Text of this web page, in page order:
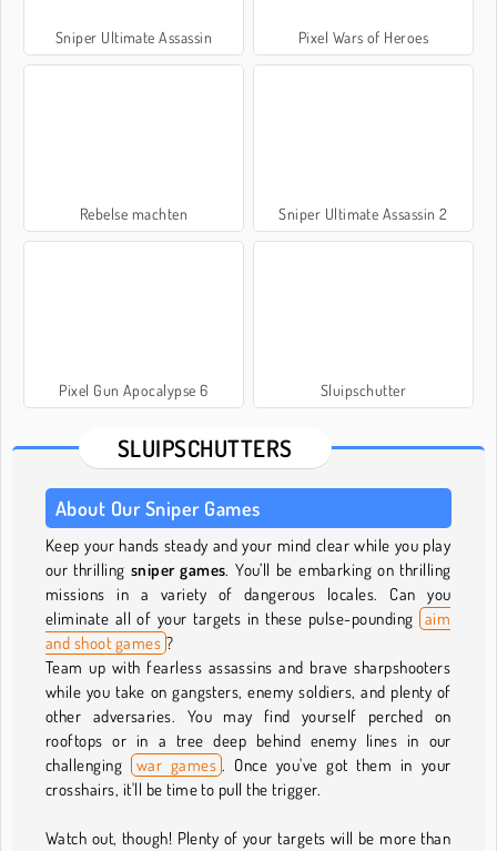
Sniper Ultimate Assassin Pixel Wars of Heroes
Rebelse machten Sniper Ultimate Assassin 2
Pixel Gun Apocalypse 6 Sluipschutter
SLUIPSCHUTTERS
About Our Sniper Games
Keep your hands steady and your mind clear while you play
our thrilling sniper games. You’ll be embarking on thrilling
missions in a variety of dangerous locales. Can you
eliminate all of your targets in these pulse-pounding aim
and shoot games ?
Team up with fearless assassins and brave sharpshooters
while you take on gangsters, enemy soldiers, and plenty of
other adversaries. You may find yourself perched on
rooftops or in a tree deep behind enemy lines in our
challenging
war games . Once you've got them in your
crosshairs, it'll be time to pull the trigger.
Watch out, though! Plenty of your targets will be more than